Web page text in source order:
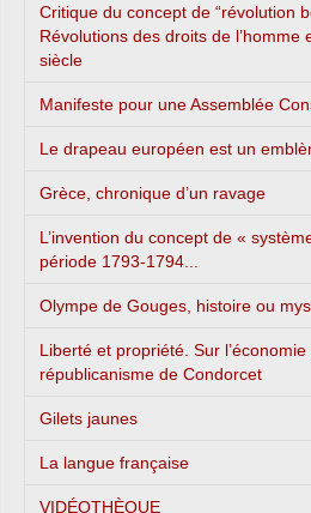
Critique du concept de “révolution
Révolutions des droits de l’homme
siècle
Manifeste pour une Assemblée
Le drapeau européen est un
Grèce, chronique d’un ravage
L’invention du concept de «
période 1793-1794...
Olympe de Gouges, histoire ou
Liberté et propriété. Sur
républicanisme de Condorcet
Gilets jaunes
La langue française
VIDÉOTHÈQUE